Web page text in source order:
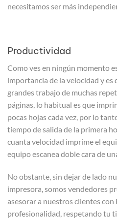
necesitamos ser más
Productividad
Como ves en ningún momento
importancia de la velocidad y es
grandes trabajo de muchas
páginas, lo habitual es que
pocas hojas cada vez, por lo
tiempo de salida de la primera
cuanta velocidad imprime el
equipo escanea doble cara de
No obstante, sin dejar de lado
impresora, somos vendedores
asesorar a nuestros clientes
profesionalidad, respetando tu